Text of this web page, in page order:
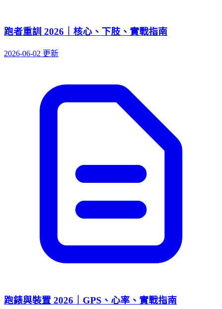
跑者重訓 2026｜核心、下肢、實戰指南
2026-06-02 更新
跑錶與裝置 2026｜GPS、心率、實戰指南